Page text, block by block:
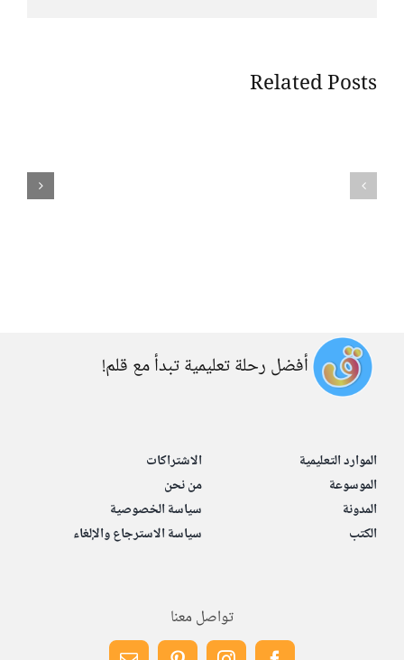
Related Posts
أفضل رحلة تعليمية تبدأ مع قلم!
الموارد التعليمية
الموسوعة
المدونة
الكتب
الاشتراكات
من نحن
سياسة الخصوصية
سياسة الاسترجاع والإلغاء
تواصل معنا